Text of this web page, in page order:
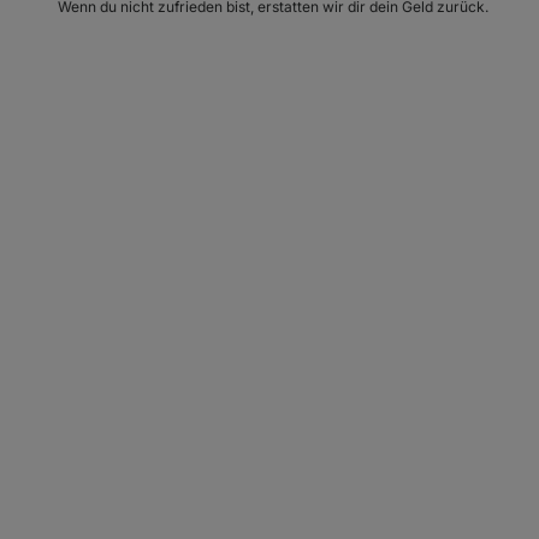
Wenn du nicht zufrieden bist, erstatten wir dir dein Geld zurück.